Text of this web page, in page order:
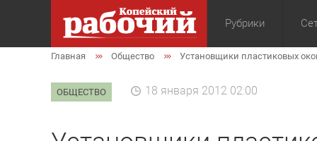
Рубрики
Общество
Главная Общество Установщики пластиковых
ОБЩЕСТВО 18 января 2012 02:00